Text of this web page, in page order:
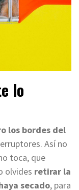
lo
los bordes del
Así no
toca, que
olvides retirar la
secado, para